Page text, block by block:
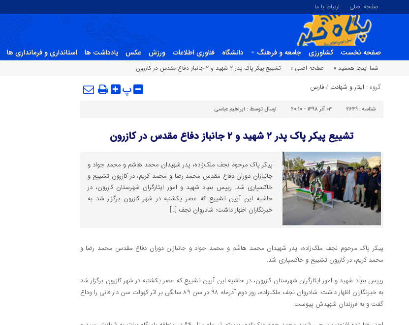
صفحه اصلی ارتباط با ما
صفحه نخست کشاورزی جامعه و فرهنگ دانشگاه فناوری اطلاعات ورزش عکس یادداشت ها استانداری و فرمانداری ها
شما اینجا هستید »
صفحه اصلی » تشییع پیکر پاک پدر ۲ شهید و ۲ جانباز دفاع مقدس در کازرون
گروه : ایثار و شهادت /فارس پ
شناسه : 2649 03 آذر 1398 - 20:10 ارسال توسط : ابراهیم عباسی
تشییع پیکر پاک پدر ۲ شهید و ۲ جانباز دفاع مقدس در کازرون
پیکر پاک مرحوم نجف ملک‌زاده، پدر شهیدان محمد هاشم و محمد جواد و
جانبازان دوران دفاع مقدس محمد رضا و محمد کریم، در کازرون تشییع و
خاکسپاری شد. رییس بنیاد شهید و امور ایثارگران شهرستان کازرون، در
حاشیه این آیین تشییع که عصر یکشنبه در شهر کازرون برگزار شد به
خبرنگاران اظهار داشت: شادروان نجف […]
پیکر پاک مرحوم نجف ملک‌زاده، پدر شهیدان محمد هاشم و محمد جواد و جانبازان دوران دفاع مقدس محمد رضا و
محمد کریم، در کازرون تشییع و خاکسپاری شد.
رییس بنیاد شهید و امور ایثارگران شهرستان کازرون، در حاشیه این آیین تشییع که عصر یکشنبه در شهر کازرون برگزار شد
به خبرنگاران اظهار داشت: شادروان نجف ملک‌زاده، روز دوم آذرماه ۹۸ در سن ۸۹ سالگی بر اثر کهولت سن دار فانی را وداع
گفت و به فرزندان شهیدش پیوست.